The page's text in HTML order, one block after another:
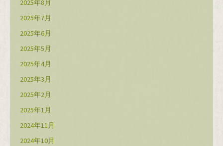
2025年8月
2025年7月
2025年6月
2025年5月
2025年4月
2025年3月
2025年2月
2025年1月
2024年11月
2024年10月